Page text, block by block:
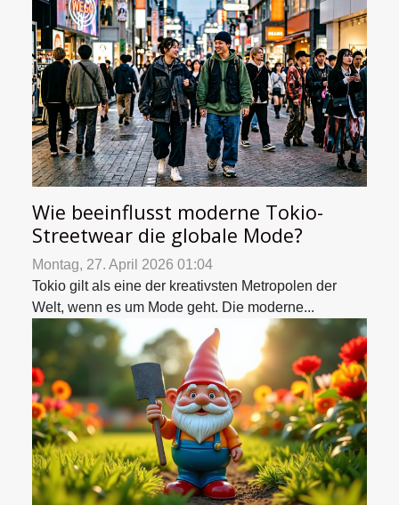
Wie beeinflusst moderne Tokio-
Streetwear die globale Mode?
Montag, 27. April 2026 01:04
Tokio gilt als eine der kreativsten Metropolen der
Welt, wenn es um Mode geht. Die moderne...